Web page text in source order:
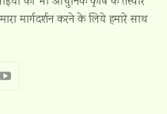
मार्गदर्शन करने के लिये हमारे साथ